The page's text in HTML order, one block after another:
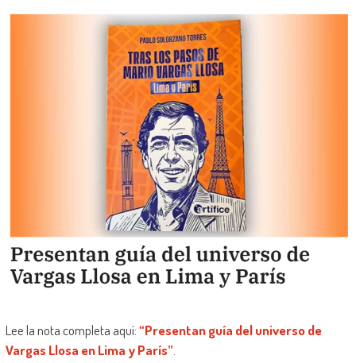
Lee la nota completa aquí:“Presentan guía del universo de
Vargas Llosa en Lima y París”.